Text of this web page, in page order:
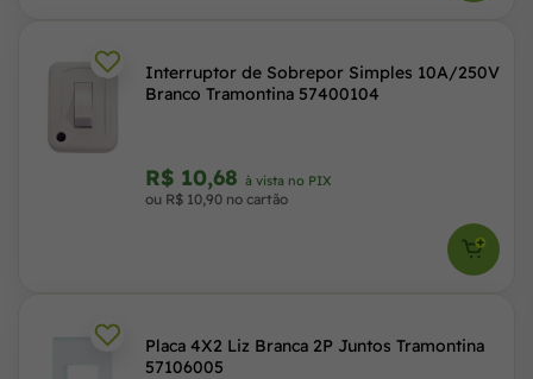
Interruptor de Sobrepor Simples 10A/250V
Branco Tramontina 57400104
R$ 10,68 à vista no PIX
ou R$ 10,90 no cartão
Placa 4X2 Liz Branca 2P Juntos Tramontina
57106005